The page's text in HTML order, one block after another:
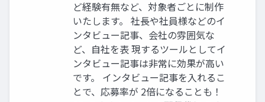
ど経験有無など、対象者ごとに制作
いたします。 社長や社員様などのイ
ンタビュー記事、会社の雰囲気な
ど、自社を表 現するツールとしてイ
ンタビュー記事は非常に効果が高い
です。 インタビュー記事を入れるこ
とで、応募率が 2倍になることも！